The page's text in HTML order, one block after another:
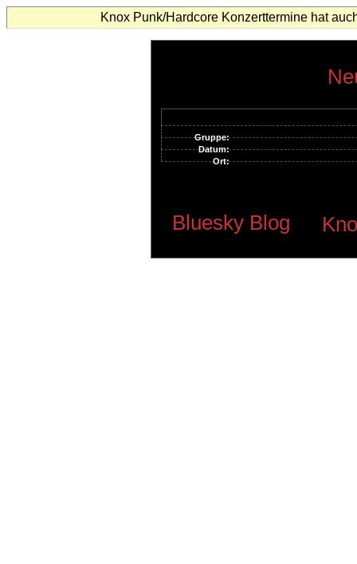
Knox Punk/Hardcore Konzerttermine hat
Gruppe:
Datum:
Ort:
Bluesky Blog